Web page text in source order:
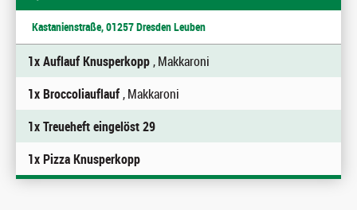
Kastanienstraße, 01257 Dresden Leuben
1x Auflauf Knusperkopp, Makkaroni
1x Broccoliauflauf, Makkaroni
1x Treueheft eingelöst 29
1x Pizza Knusperkopp